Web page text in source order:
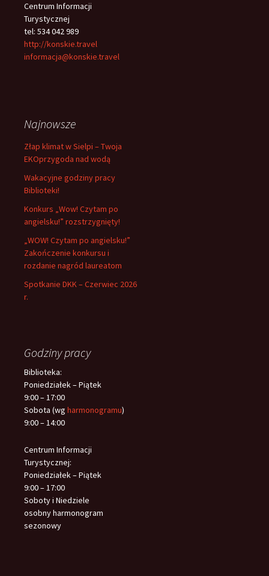
Centrum Informacji
Turystycznej
tel: 534 042 989
http://konskie.travel
informacja@konskie.travel
Najnowsze
Złap klimat w Sielpi – Twoja
EKOprzygoda nad wodą
Wakacyjne godziny pracy
Biblioteki!
Konkurs „Wow! Czytam po
angielsku!” rozstrzygnięty!
„WOW! Czytam po angielsku!”
Zakończenie konkursu i
rozdanie nagród laureatom
Spotkanie DKK – Czerwiec 2026
r.
Godziny pracy
Biblioteka:
Poniedziałek – Piątek
9:00 – 17:00
Sobota (wg harmonogramu)
9:00 – 14:00
Centrum Informacji
Turystycznej:
Poniedziałek – Piątek
9:00 – 17:00
Soboty i Niedziele
osobny harmonogram
sezonowy